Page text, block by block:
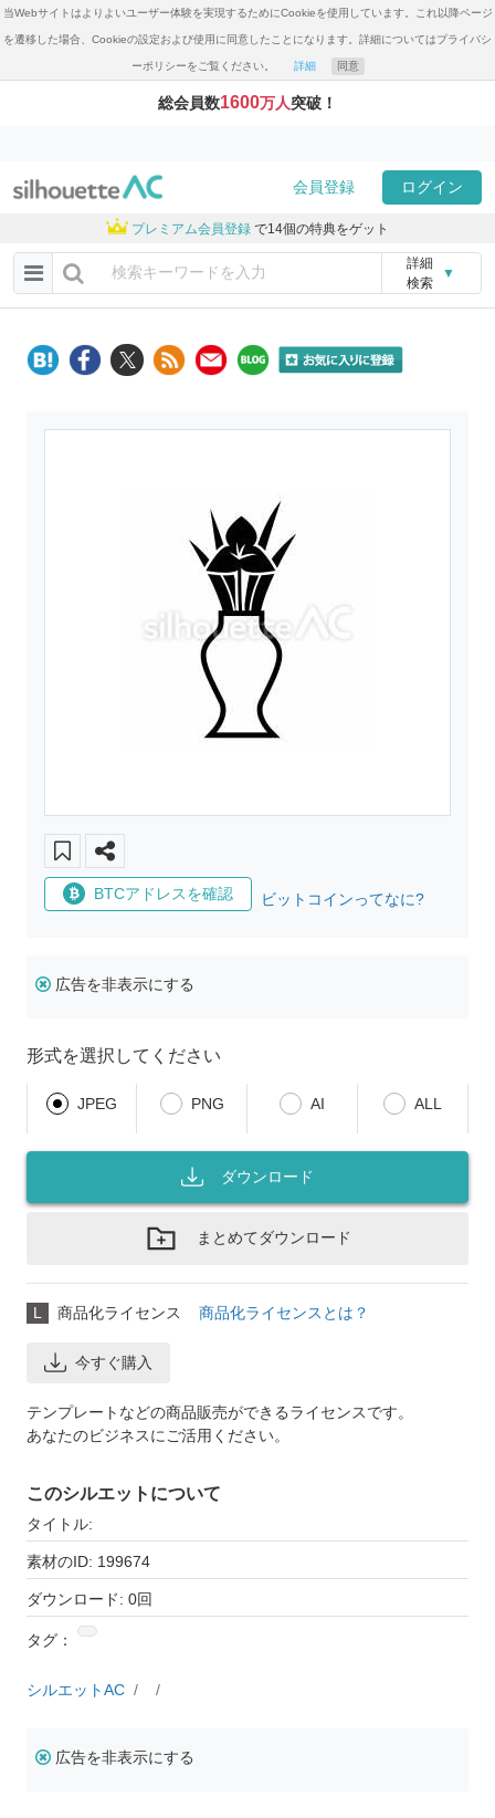
当Webサイトはよりよいユーザー体験を実現するためにCookieを使用しています。これ以降ページ
を遷移した場合、Cookieの設定および使用に同意したことになります。詳細についてはプライバシ
ーポリシーをご覧ください。 詳細 同意
総会員数1600万人突破！
会員登録 ログイン
プレミアム会員登録 で14個の特典をゲット
詳細
検索
▼
BTCアドレスを確認 ビットコインってなに?
広告を非表示にする
形式を選択してください
JPEG PNG AI ALL
ダウンロード
まとめてダウンロード
L 商品化ライセンス 商品化ライセンスとは？
今すぐ購入
テンプレートなどの商品販売ができるライセンスです。
あなたのビジネスにご活用ください。
このシルエットについて
タイトル:
素材のID: 199674
ダウンロード: 0回
タグ：
シルエットAC
広告を非表示にする